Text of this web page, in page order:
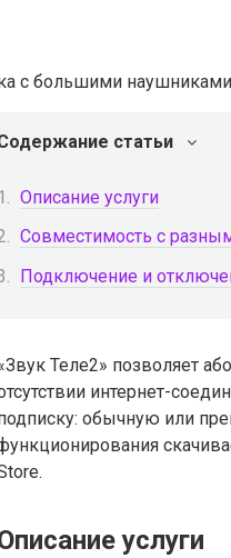
статьи
Описание услуги
Совместимость с
Подключение и
Теле2» позволяет
интернет-
обычную или
услуги